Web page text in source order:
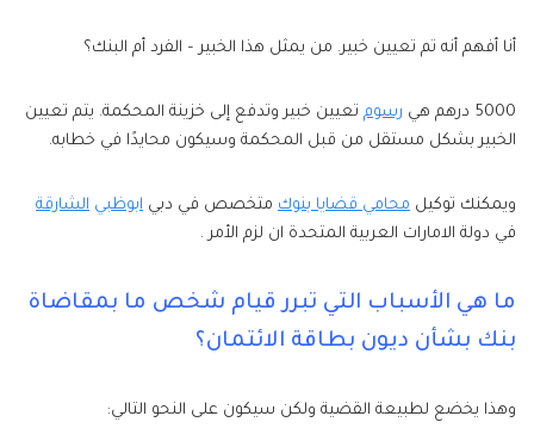
أنا أفهم أنه تم تعيين خبير. من يمثل هذا الخبير – الفرد أم البنك؟
5000 درهم هي رسوم تعيين خبير وتدفع إلى خزينة المحكمة. يتم تعيين
الخبير بشكل مستقل من قبل المحكمة وسيكون محايدًا في خطابه.
ويمكنك توكيل محامي قضايا بنوك متخصص في دبي ابوظبي الشارقة
في دولة الامارات العربية المتحدة ان لزم الأمر .
ما هي الأسباب التي تبرر قيام شخص ما بمقاضاة
بنك بشأن ديون بطاقة الائتمان؟
وهذا يخضع لطبيعة القضية ولكن سيكون على النحو التالي: